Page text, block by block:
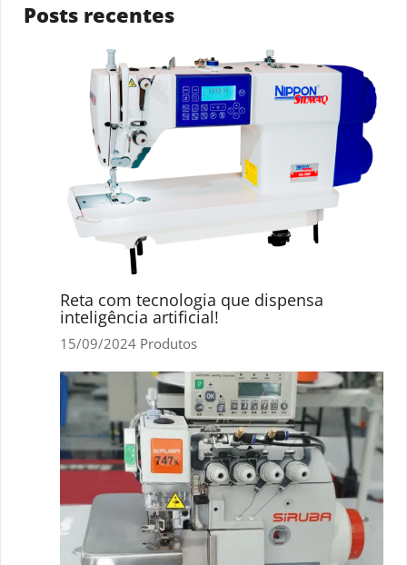
Posts recentes
Reta com tecnologia que dispensa
inteligência artificial!
15/09/2024 Produtos